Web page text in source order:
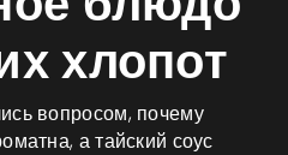
хлопот
вопросом, почему
а тайский соус